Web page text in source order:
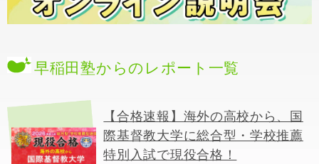
早稲田塾からのレポート一覧
【合格速報】海外の高校から、国
際基督教大学に総合型・学校推薦
特別入試で現役合格！